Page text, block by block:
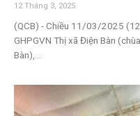
12 Tháng 3, 2025
(QCB) - Chiều 11/03/2025
GHPGVN Thị xã Điện Bàn
Bàn),...